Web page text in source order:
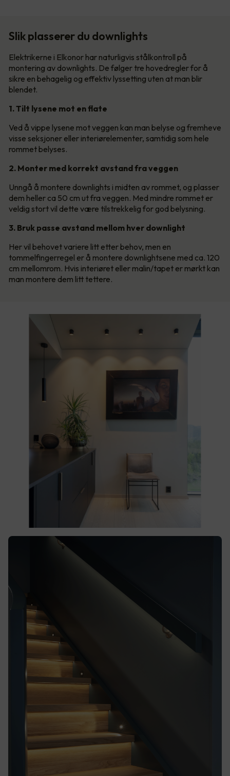
Slik plasserer du downlights
Elektrikerne i Elkonor har naturligvis stålkontroll på
montering av downlights. De følger tre hovedregler for å
sikre en behagelig og effektiv lyssetting uten at man blir
blendet.
1. Tilt lysene mot en flate
Ved å vippe lysene mot veggen kan man belyse og fremheve
visse seksjoner eller interiørelementer, samtidig som hele
rommet belyses.
2. Monter med korrekt avstand fra veggen
Unngå å montere downlights i midten av rommet, og plasser
dem heller ca 50 cm ut fra veggen. Med mindre rommet er
veldig stort vil dette være tilstrekkelig for god belysning.
3. Bruk passe avstand mellom hver downlight
Her vil behovet variere litt etter behov, men en
tommelfingerregel er å montere downlightsene med ca. 120
cm mellomrom. Hvis interiøret eller malin/tapet er mørkt kan
man montere dem litt tettere.